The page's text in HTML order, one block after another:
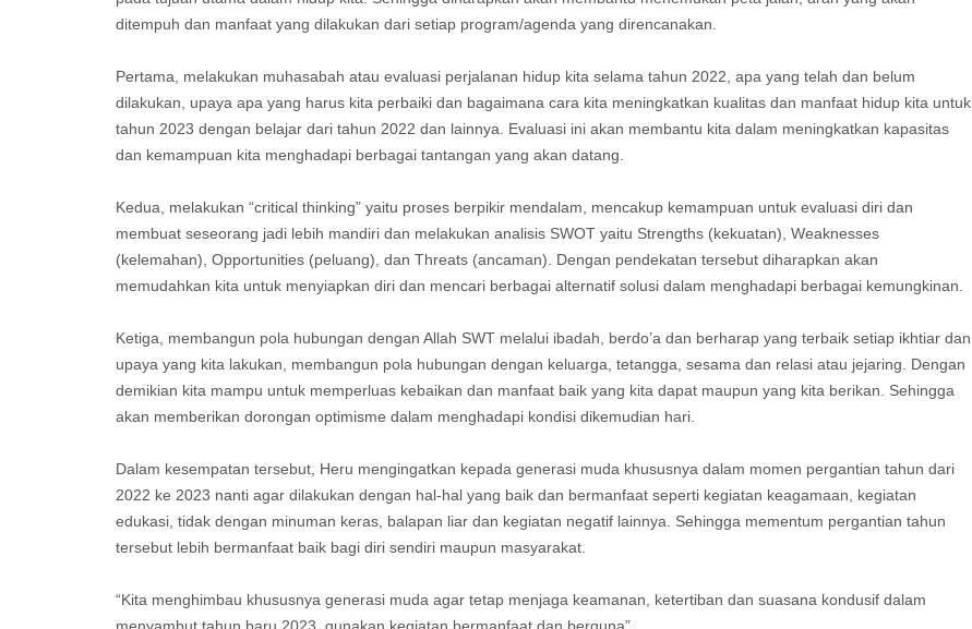
ditempuh dan manfaat yang dilakukan dari setiap program/agenda yang direncanakan.
Pertama, melakukan muhasabah atau evaluasi perjalanan hidup kita selama tahun 2022, apa yang telah dan belum
dilakukan, upaya apa yang harus kita perbaiki dan bagaimana cara kita meningkatkan kualitas dan manfaat hidup kita untuk
tahun 2023 dengan belajar dari tahun 2022 dan lainnya. Evaluasi ini akan membantu kita dalam meningkatkan kapasitas
dan kemampuan kita menghadapi berbagai tantangan yang akan datang.
Kedua, melakukan “critical thinking” yaitu proses berpikir mendalam, mencakup kemampuan untuk evaluasi diri dan
membuat seseorang jadi lebih mandiri dan melakukan analisis SWOT yaitu Strengths (kekuatan), Weaknesses
(kelemahan), Opportunities (peluang), dan Threats (ancaman). Dengan pendekatan tersebut diharapkan akan
memudahkan kita untuk menyiapkan diri dan mencari berbagai alternatif solusi dalam menghadapi berbagai kemungkinan.
Ketiga, membangun pola hubungan dengan Allah SWT melalui ibadah, berdo’a dan berharap yang terbaik setiap ikhtiar dan
upaya yang kita lakukan, membangun pola hubungan dengan keluarga, tetangga, sesama dan relasi atau jejaring. Dengan
demikian kita mampu untuk memperluas kebaikan dan manfaat baik yang kita dapat maupun yang kita berikan. Sehingga
akan memberikan dorongan optimisme dalam menghadapi kondisi dikemudian hari.
Dalam kesempatan tersebut, Heru mengingatkan kepada generasi muda khususnya dalam momen pergantian tahun dari
2022 ke 2023 nanti agar dilakukan dengan hal-hal yang baik dan bermanfaat seperti kegiatan keagamaan, kegiatan
edukasi, tidak dengan minuman keras, balapan liar dan kegiatan negatif lainnya. Sehingga mementum pergantian tahun
tersebut lebih bermanfaat baik bagi diri sendiri maupun masyarakat.
“Kita menghimbau khususnya generasi muda agar tetap menjaga keamanan, ketertiban dan suasana kondusif dalam